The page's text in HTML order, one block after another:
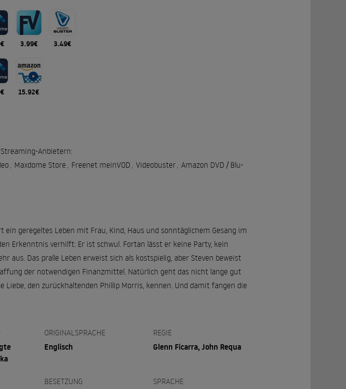
3.99€ 3.49€
15.92€
Anbietern:
Maxdome Store Freenet meinVOD Videobuster
Amazon DVD / Blu-
geregeltes Leben mit Frau, Kind, Haus und sonntäglichem Gesang im
Erkenntnis verhilft: Er ist schwul. Fortan lässt er keine Party, kein
aus. Das pralle Leben erweist sich als kostspielig, aber Steven beweist
der notwendigen Finanzmittel. Natürlich geht das nicht lange gut
den zurückhaltenden Phillip Morris, kennen. Und damit fangen die
ORIGINALSPRACHE
Englisch
REGIE
Glenn Ficarra, John Requa
BESETZUNG SPRACHE